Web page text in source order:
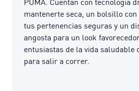
mantenerte seca, un bolsillo
tus pertenencias seguras y un
angosta para un look
entusiastas de la vida saludable
para salir a correr.